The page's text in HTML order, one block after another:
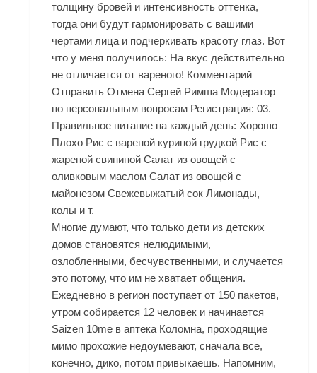
толщину бровей и интенсивность оттенка,
тогда они будут гармонировать с вашими
чертами лица и подчеркивать красоту глаз. Вот
что у меня получилось: На вкус действительно
не отличается от вареного! Комментарий
Отправить Отмена Сергей Римша Модератор
по персональным вопросам Регистрация: 03.
Правильное питание на каждый день: Хорошо
Плохо Рис с вареной куриной грудкой Рис с
жареной свининой Салат из овощей с
оливковым маслом Салат из овощей с
майонезом Свежевыжатый сок Лимонады,
колы и т.
Многие думают, что только дети из детских
домов становятся нелюдимыми,
озлобленными, бесчувственными, и случается
это потому, что им не хватает общения.
Ежедневно в регион поступает от 150 пакетов,
утром собирается 12 человек и начинается
Saizen 10me в аптека Коломна, проходящие
мимо прохожие недоумевают, сначала все,
конечно, дико, потом привыкаешь. Напомним,